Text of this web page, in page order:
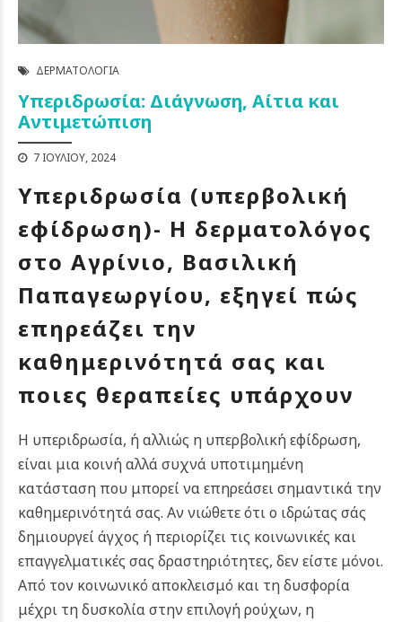
ΔΕΡΜΑΤΟΛΟΓΊΑ
Υπεριδρωσία: Διάγνωση, Αίτια και
Αντιμετώπιση
7 ΙΟΥΛΊΟΥ, 2024
Υπεριδρωσία (υπερβολική
εφίδρωση)- Η δερματολόγος
στο Αγρίνιο, Βασιλική
Παπαγεωργίου, εξηγεί πώς
επηρεάζει την
καθημερινότητά σας και
ποιες θεραπείες υπάρχουν
Η υπεριδρωσία, ή αλλιώς η υπερβολική εφίδρωση,
είναι μια κοινή αλλά συχνά υποτιμημένη
κατάσταση που μπορεί να επηρεάσει σημαντικά την
καθημερινότητά σας. Αν νιώθετε ότι ο ιδρώτας σάς
δημιουργεί άγχος ή περιορίζει τις κοινωνικές και
επαγγελματικές σας δραστηριότητες, δεν είστε μόνοι.
Από τον κοινωνικό αποκλεισμό και τη δυσφορία
μέχρι τη δυσκολία στην επιλογή ρούχων, η